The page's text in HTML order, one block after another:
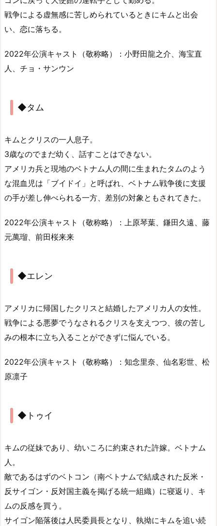
戦争による虚無感に苦しめられているときにキムと出会
い、恋に落ちる。
2022年公演キャスト（敬称略）：小野田龍之介、海宝直
人、チョ・サンウン
◆タム
キムとクリスの一人息子。
3歳なのでまだ幼く、話すことはできない。
アメリカ兵と現地のベトナム人の間に生まれたタムのよう
な混血児は「ブイドイ」と呼ばれ、ベトナム戦争後に支援
の手が差し伸べられる一方、差別の対象ともされてきた。
2022年公演キャスト（敬称略）：上原琴葉、鎌田久遠、藤
元萬瑠、前田桜来来
◆エレン
アメリカに帰国したクリスと結婚したアメリカ人の女性。
戦争による悪夢でうなされるクリスを支えつつ、彼の苦し
みの根本に立ち入ることができずに悩んでいる。
2022年公演キャスト（敬称略）：知念里奈、仙名彩世、松
原凛子
◆トゥイ
キムの従妹であり、幼いころに約束された許嫁。ベトナム
人。
敵であるはずのベトコン（南ベトナムで結成された反米・
反サイゴン・反対国主義を掲げる統一組織）に寝返り、キ
ムの反感を買う。
サイゴン陥落後は人民委員長となり、執拗にキムを追い続